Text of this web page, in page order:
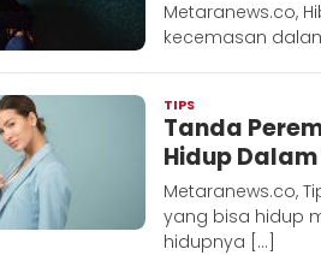
Metaranews.co,
kecemasan
TIPS
Metara
Tanda
Hidup
Metaranews.co,
yang bisa hidup
hidupnya […]